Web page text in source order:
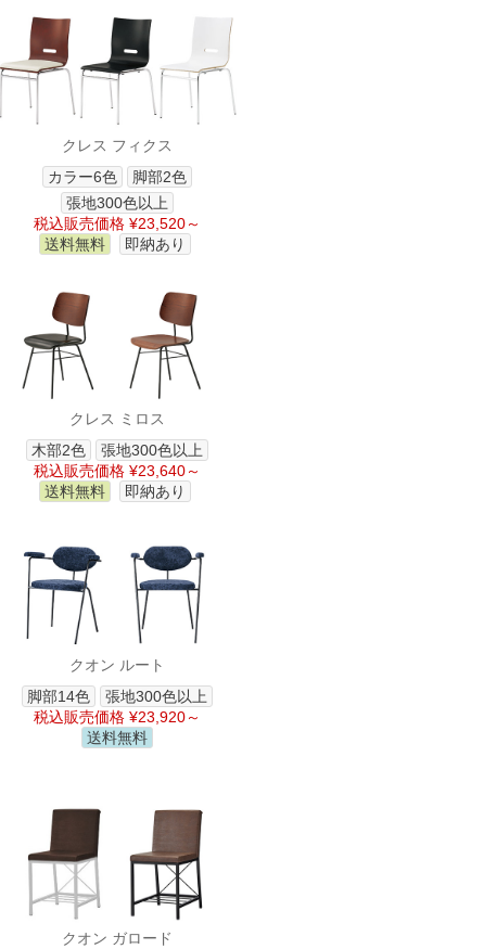
クレス フィクス
カラー6色
脚部2色
張地300色以上
税込販売価格 ¥23,520～
送料無料
即納あり
クレス ミロス
木部2色
張地300色以上
税込販売価格 ¥23,640～
送料無料
即納あり
クオン ルート
脚部14色
張地300色以上
税込販売価格 ¥23,920～
送料無料
クオン ガロード